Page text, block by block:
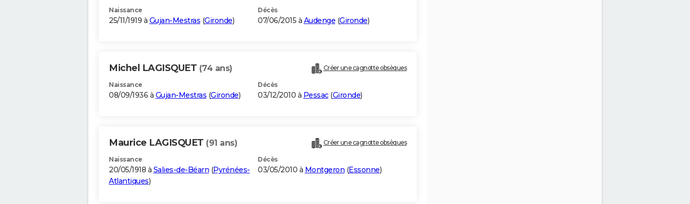
Naissance
25/11/1919 à Gujan-Mestras (Gironde)
Décès
07/06/2015 à Audenge (Gironde)
Michel LAGISQUET (74 ans) Créer une cagnotte obsèques
Naissance
08/09/1936 à Gujan-Mestras (Gironde)
Décès
03/12/2010 à Pessac(Gironde)
Maurice LAGISQUET (91 ans) Créer une cagnotte obsèques
Naissance
20/05/1918 à Salies-de-Béarn (Pyrénées-
Atlantiques)
Décès
03/05/2010 à Montgeron (Essonne)